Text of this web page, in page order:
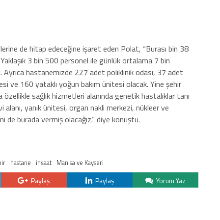
de hitap edeceğine işaret eden Polat, “Burası bin 38
3 bin 500 personel ile günlük ortalama 7 bin
hastanemizde 227 adet poliklinik odası, 37 adet
ve 160 yataklı yoğun bakım ünitesi olacak. Yine şehir
sağlık hizmetleri alanında genetik hastalıklar tanı
yanık ünitesi, organ nakli merkezi, nükleer ve
burada vermiş olacağız.” diye konuştu.
hastane inşaat Manisa ve Kayseri
Paylaş Paylaş Yorum Yaz